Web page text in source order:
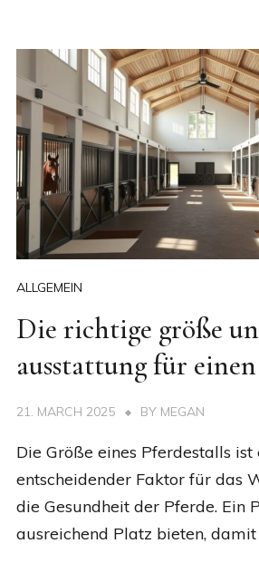
ALLGEMEIN
Die richtige größe
ausstattung für
21. MARCH 2025 BY MEGAN
Die Größe eines Pferdestalls ist
entscheidender Faktor für das
die Gesundheit der Pferde. Ein
ausreichend Platz bieten,